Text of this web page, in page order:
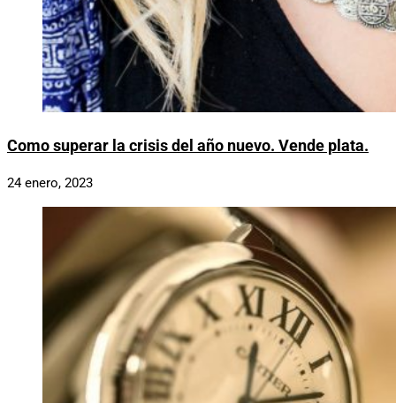
Como superar la crisis del año nuevo. Vende plata.
24 enero, 2023